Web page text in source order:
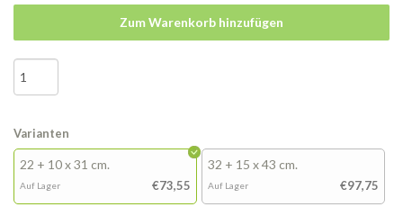
Zum Warenkorb hinzufügen
Varianten
22 + 10 x 31 cm.
€73,55
Auf Lager
32 + 15 x 43 cm.
€97,75
Auf Lager